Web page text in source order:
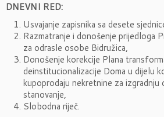
DNEVNI RED:
Usvajanje zapisnika sa desete
Razmatranje i donošenje prijedloga
za odrasle osobe Bidružica,
Donošenje korekcije Plana
deinstitucionalizacije Doma u dijelu
kupoprodaju nekretnine za izgradnju
stanovanje,
Slobodna riječ.